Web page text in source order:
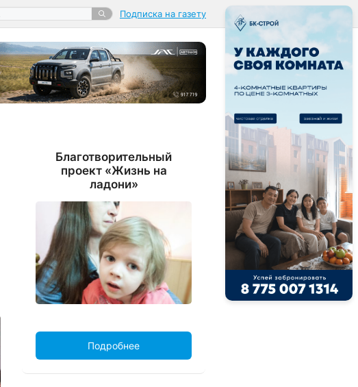
Подписка на газету
Благотворительный
проект «Жизнь на
ладони»
Подробнее